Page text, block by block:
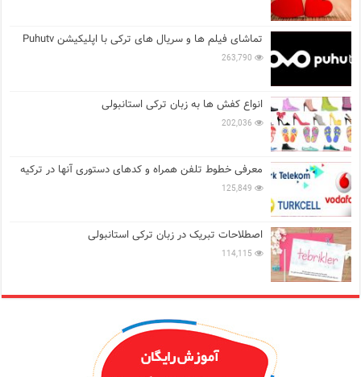
تماشای فیلم ها و سریال های ترکی با اپلیکیشن Puhutv
263,790
انواع کفش ها به زبان ترکی استانبولی
202,036
معرفی خطوط تلفن همراه و کدهای دستوری آنها در ترکیه
125,849
اصطلاحات تبریک در زبان ترکی استانبولی
114,115